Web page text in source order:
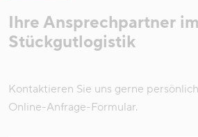
Ihre Ansprechpartner
Stückgutlogistik
Kontaktieren Sie uns gerne
Online-Anfrage-Formular.